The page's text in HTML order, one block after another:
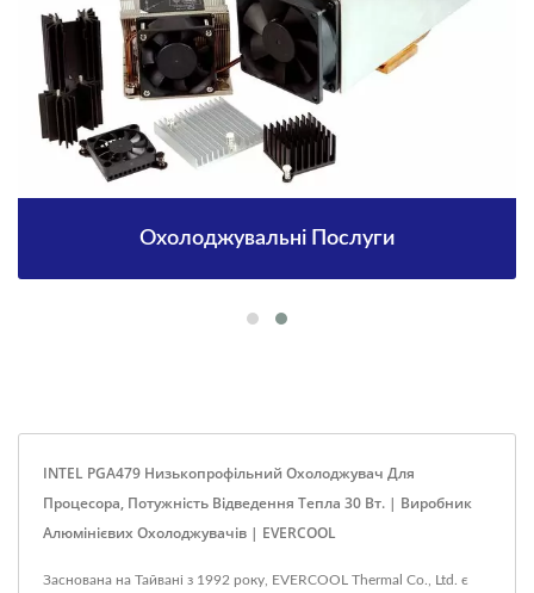
Охолоджувальні Послуги
INTEL PGA479 Низькопрофільний Охолоджувач Для
Процесора, Потужність Відведення Тепла 30 Вт. | Виробник
Алюмінієвих Охолоджувачів | EVERCOOL
Заснована на Тайвані з 1992 року, EVERCOOL Thermal Co., Ltd. є